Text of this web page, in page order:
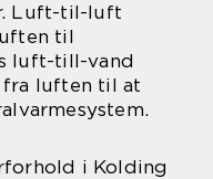
Luft-til-luft
til
luft-till-vand
fra luften til at
i Kolding